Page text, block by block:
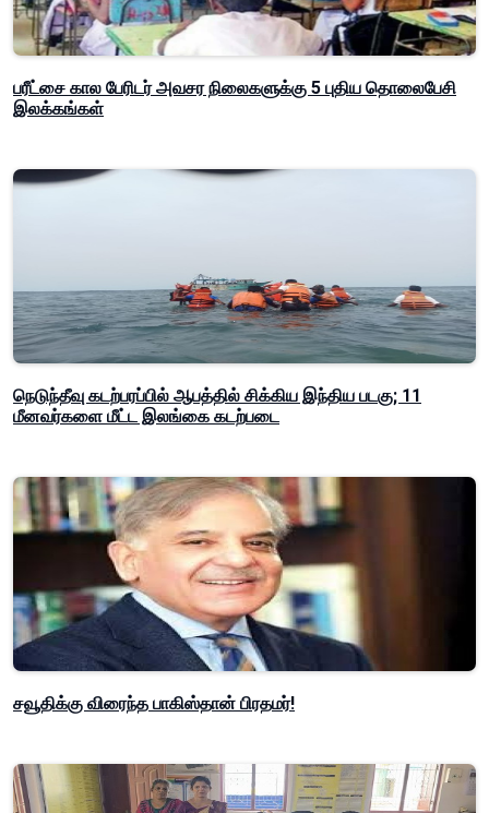
பரீட்சை கால பேரிடர் அவசர நிலைகளுக்கு 5 புதிய தொலைபேசி
இலக்கங்கள்
நெடுந்தீவு கடற்பரப்பில் ஆபத்தில் சிக்கிய இந்திய படகு; 11
மீனவர்களை மீட்ட இலங்கை கடற்படை
சவூதிக்கு விரைந்த பாகிஸ்தான் பிரதமர்!